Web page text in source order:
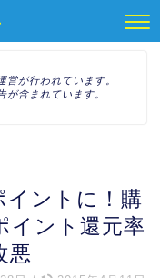
が行われています。
含まれています。
ントに！購
イント還元率
悪